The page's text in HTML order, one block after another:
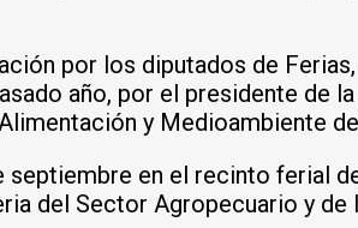
por los diputados de Ferias,
año, por el presidente de
y Medioambiente
en el recinto ferial
del Sector Agropecuario y